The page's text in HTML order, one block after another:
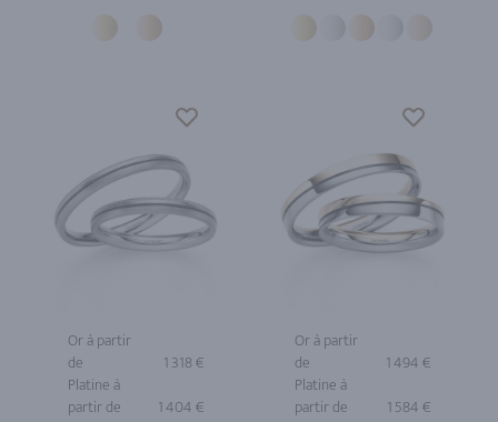
Or à partir
de
1 318 €
Platine à
partir de
1 404 €
Or à partir
de
1 494 €
Platine à
partir de
1 584 €